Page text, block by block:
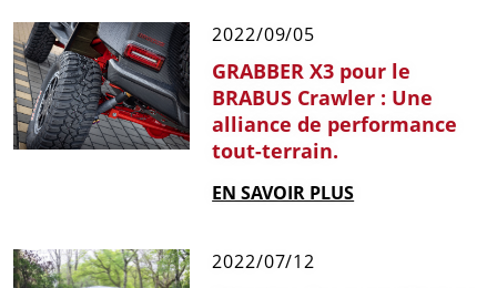
2022/09/05
GRABBER X3 pour le
BRABUS Crawler : Une
alliance de performance
tout-terrain.
EN SAVOIR PLUS
2022/07/12